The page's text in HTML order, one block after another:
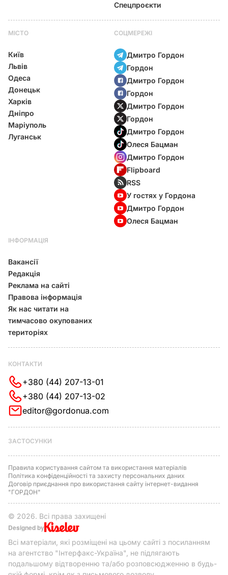
Спецпроєкти
МІСТО
Київ
Львів
Одеса
Донецьк
Харків
Дніпро
Маріуполь
Луганськ
СОЦМЕРЕЖІ
Дмитро Гордон
Гордон
Дмитро Гордон
Гордон
Дмитро Гордон
Гордон
Дмитро Гордон
Олеся Бацман
Дмитро Гордон
Flipboard
RSS
У гостях у Гордона
Дмитро Гордон
Олеся Бацман
ІНФОРМАЦІЯ
Вакансії
Редакція
Реклама на сайті
Правова інформація
Як нас читати на
тимчасово окупованих
територіях
КОНТАКТИ
+380 (44) 207-13-01
+380 (44) 207-13-02
editor@gordonua.com
ЗАСТОСУНКИ
Правила користування сайтом та використання матеріалів
Політика конфіденційності та захисту персональних даних
Договір приєднання про використання сайту інтернет-видання
"ГОРДОН"
© 2026. Всі права захищені
Designed by
Всі матеріали, які розміщені на цьому сайті з посиланням
на агентство "Інтерфакс-Україна", не підлягають
подальшому відтворенню та/або розповсюдженню в будь-